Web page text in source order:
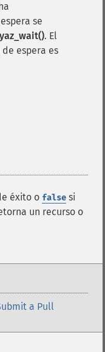
se
yaz_wait(). El
espera es
éxito o false si
un recurso o
a Pull